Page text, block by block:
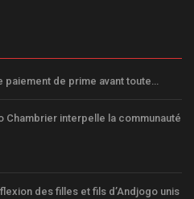
de prime avant toute…
Chambrier interpelle la communauté
des filles et fils d’Andjogo unis